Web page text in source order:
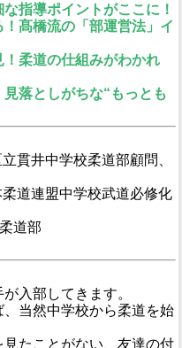
指導ポイントがここに！
髙橋流の「部運営法」イ
柔道の仕組みがわかれ
落としがちな“もっとも
貫井中学校柔道部顧問、
道連盟中学校武道必修化
道部
入部してきます。
当然中学校から柔道を始
たことがない、友達の付